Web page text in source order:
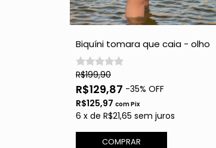
Biquíni tomara que caia - olho
vibes
R$199,90
R$129,87 -35% OFF
R$125,97 comPix
6 x de R$21,65 sem juros
COMPRAR